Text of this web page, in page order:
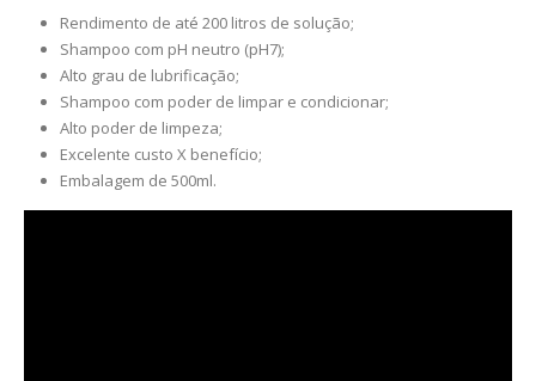
Rendimento de até 200 litros de solução;
Shampoo com pH neutro (pH7);
Alto grau de lubrificação;
Shampoo com poder de limpar e condicionar;
Alto poder de limpeza;
Excelente custo X benefício;
Embalagem de 500ml.